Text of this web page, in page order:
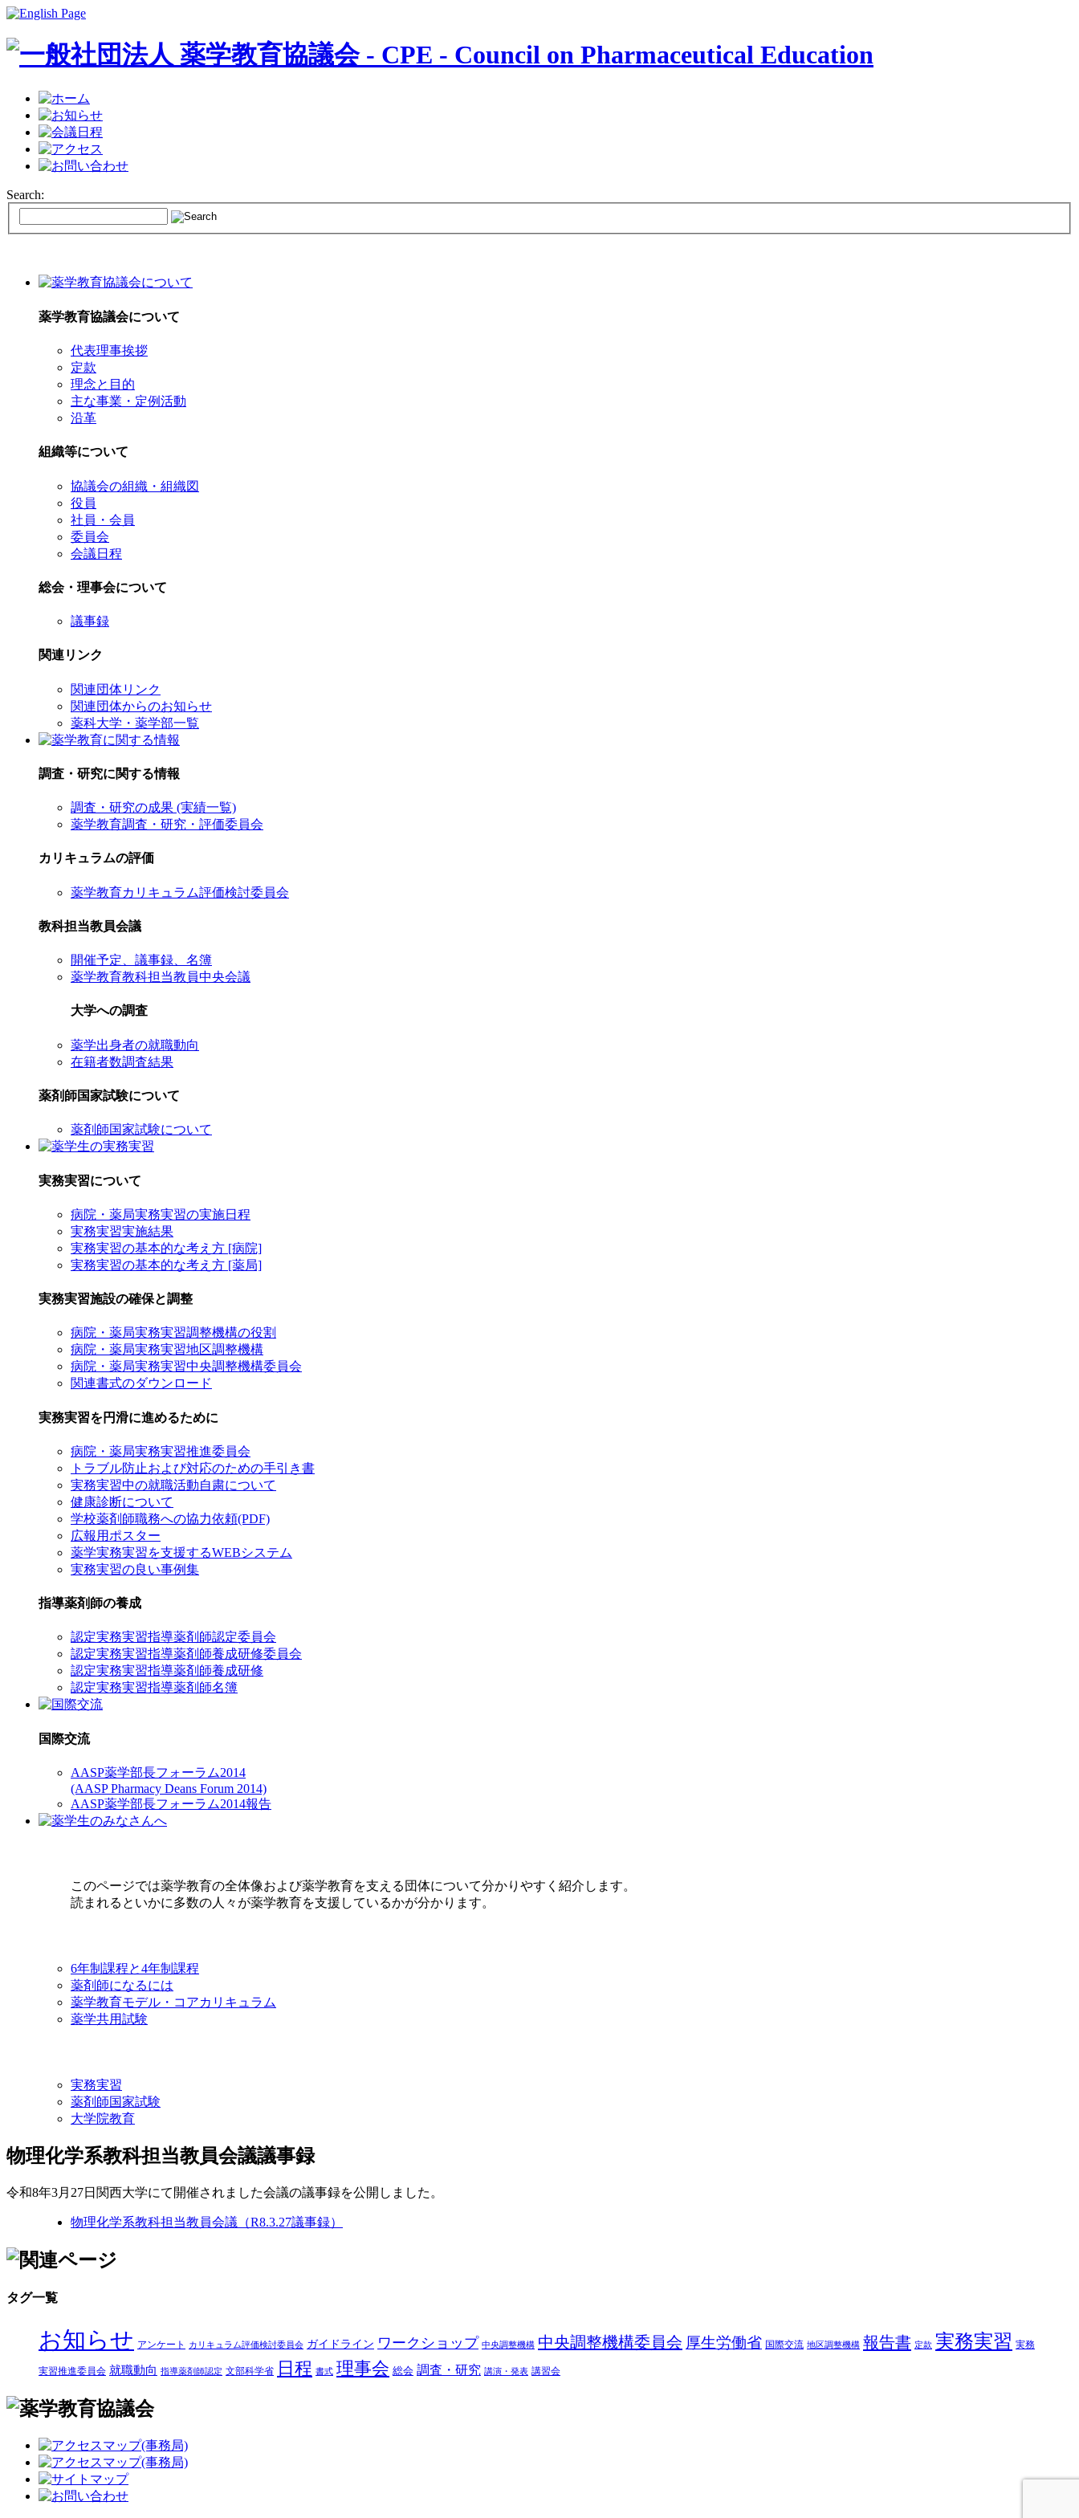
Search:
薬学教育協議会について
代表理事挨拶
定款
理念と目的
主な事業・定例活動
沿革
組織等について
協議会の組織・組織図
役員
社員・会員
委員会
会議日程
総会・理事会について
議事録
関連リンク
関連団体リンク
関連団体からのお知らせ
薬科大学・薬学部一覧
調査・研究に関する情報
調査・研究の成果 (実績一覧)
薬学教育調査・研究・評価委員会
カリキュラムの評価
薬学教育カリキュラム評価検討委員会
教科担当教員会議
開催予定、議事録、名簿
薬学教育教科担当教員中央会議
大学への調査
薬学出身者の就職動向
在籍者数調査結果
薬剤師国家試験について
薬剤師国家試験について
実務実習について
病院・薬局実務実習の実施日程
実務実習実施結果
実務実習の基本的な考え方 [病院]
実務実習の基本的な考え方 [薬局]
実務実習施設の確保と調整
病院・薬局実務実習調整機構の役割
病院・薬局実務実習地区調整機構
病院・薬局実務実習中央調整機構委員会
関連書式のダウンロード
実務実習を円滑に進めるために
病院・薬局実務実習推進委員会
トラブル防止および対応のための手引き書
実務実習中の就職活動自粛について
健康診断について
学校薬剤師職務への協力依頼(PDF)
広報用ポスター
薬学実務実習を支援するWEBシステム
実務実習の良い事例集
指導薬剤師の養成
認定実務実習指導薬剤師認定委員会
認定実務実習指導薬剤師養成研修委員会
認定実務実習指導薬剤師養成研修
認定実務実習指導薬剤師名簿
国際交流
AASP薬学部長フォーラム2014
(AASP Pharmacy Deans Forum 2014)
AASP薬学部長フォーラム2014報告
このページでは薬学教育の全体像および薬学教育を支える団体について分かりやすく紹介します。
読まれるといかに多数の人々が薬学教育を支援しているかが分かります。
6年制課程と4年制課程
薬剤師になるには
薬学教育モデル・コアカリキュラム
薬学共用試験
実務実習
薬剤師国家試験
大学院教育
物理化学系教科担当教員会議議事録
令和8年3月27日関西大学にて開催されました会議の議事録を公開しました。
物理化学系教科担当教員会議（R8.3.27議事録）
タグ一覧
お知らせ アンケート カリキュラム評価検討委員会 ガイドライン ワークショップ 中央調整機構 中央調整機構委員会 厚生労働省 国際交流 地区調整機構 報告書 定款 実務実習 実務
実習推進委員会 就職動向 指導薬剤師認定 文部科学省 日程 書式 理事会 総会 調査・研究 講演・発表 講習会